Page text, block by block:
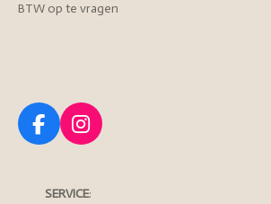
BTW op te vragen
F
a
e
I
n
t
SERVICE: